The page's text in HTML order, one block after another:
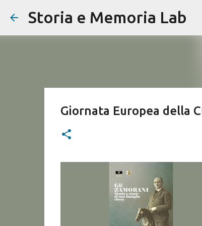
Storia e Memoria Lab
Giornata Europea della